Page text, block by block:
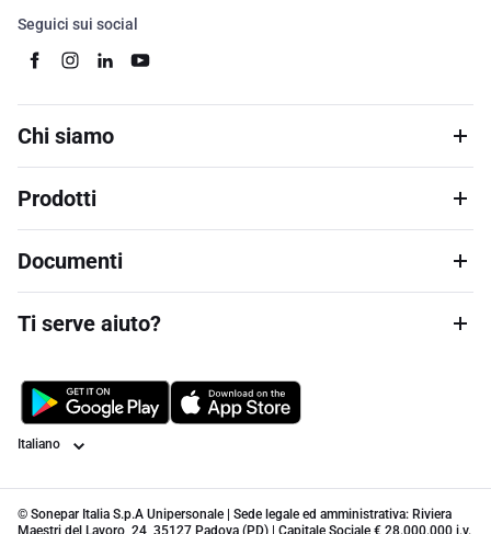
Seguici sui social
Chi siamo
Prodotti
Documenti
Ti serve aiuto?
Lingua
© Sonepar Italia S.p.A Unipersonale | Sede legale ed amministrativa: Riviera
Maestri del Lavoro, 24, 35127 Padova (PD) | Capitale Sociale € 28.000.000 i.v.